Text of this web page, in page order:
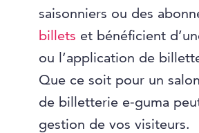
saisonniers ou des
billets et bénéficient
ou l’application de
Que ce soit pour un
de billetterie e-guma
gestion de vos visiteurs.